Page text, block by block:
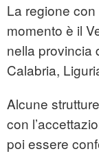
La regione
momento è il
nella provincia
Calabria,
Alcune
con
poi essere